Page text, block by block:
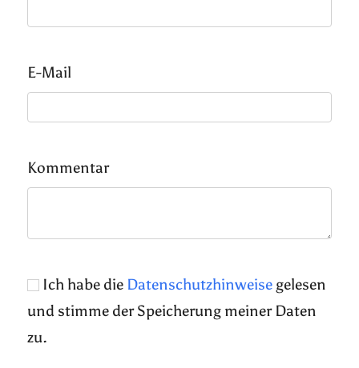
E-Mail
Kommentar
Ich habe die Datenschutzhinweise gelesen
und stimme der Speicherung meiner Daten
zu.